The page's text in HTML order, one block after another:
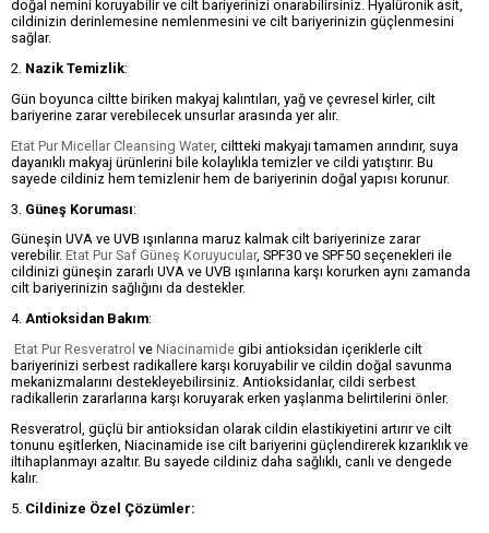
doğal nemini koruyabilir ve cilt bariyerinizi onarabilirsiniz. Hyalüronik asit,
cildinizin derinlemesine nemlenmesini ve cilt bariyerinizin güçlenmesini
sağlar.
2. Nazik Temizlik:
Gün boyunca ciltte biriken makyaj kalıntıları, yağ ve çevresel kirler, cilt
bariyerine zarar verebilecek unsurlar arasında yer alır.
Etat Pur Micellar Cleansing Water, ciltteki makyajı tamamen arındırır, suya
dayanıklı makyaj ürünlerini bile kolaylıkla temizler ve cildi yatıştırır. Bu
sayede cildiniz hem temizlenir hem de bariyerinin doğal yapısı korunur.
3. Güneş Koruması:
Güneşin UVA ve UVB ışınlarına maruz kalmak cilt bariyerinize zarar
verebilir. Etat Pur Saf Güneş Koruyucular, SPF30 ve SPF50 seçenekleri ile
cildinizi güneşin zararlı UVA ve UVB ışınlarına karşı korurken aynı zamanda
cilt bariyerinizin sağlığını da destekler.
4. Antioksidan Bakım:
Etat Pur Resveratrol ve Niacinamide gibi antioksidan içeriklerle cilt
bariyerinizi serbest radikallere karşı koruyabilir ve cildin doğal savunma
mekanizmalarını destekleyebilirsiniz. Antioksidanlar, cildi serbest
radikallerin zararlarına karşı koruyarak erken yaşlanma belirtilerini önler.
Resveratrol, güçlü bir antioksidan olarak cildin elastikiyetini artırır ve cilt
tonunu eşitlerken, Niacinamide ise cilt bariyerini güçlendirerek kızarıklık ve
iltihaplanmayı azaltır. Bu sayede cildiniz daha sağlıklı, canlı ve dengede
kalır.
5. Cildinize Özel Çözümler: